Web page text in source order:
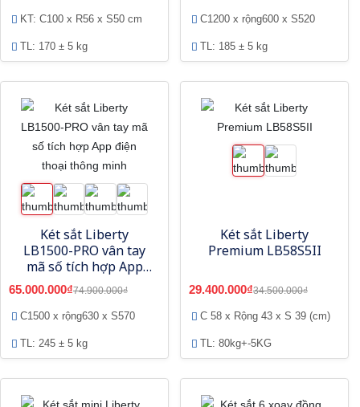
KT: C100 x R56 x S50 cm
TL: 170 ± 5 kg
C1200 x rộng600 x S520
TL: 185 ± 5 kg
Két sắt Liberty
LB1500-PRO vân tay
mã số tích hợp App
điện thoại thông minh
65.000.000₫74.900.000₫
C1500 x rộng630 x S570
TL: 245 ± 5 kg
Két sắt Liberty
Premium LB58S5II
29.400.000₫34.500.000₫
C 58 x Rộng 43 x S 39 (cm)
TL: 80kg+-5KG